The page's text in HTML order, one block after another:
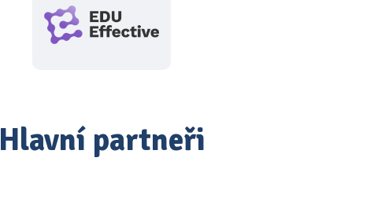
Hlavní partneři